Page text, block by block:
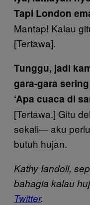
Tapi London
Mantap! Kalau
[Tertawa].
Tunggu, jadi
gara-gara
‘Apa cuaca di
[Tertawa.] Gitu
sekali— aku
butuh hujan.
Kathy Iandoli,
bahagia kalau
Twitter.